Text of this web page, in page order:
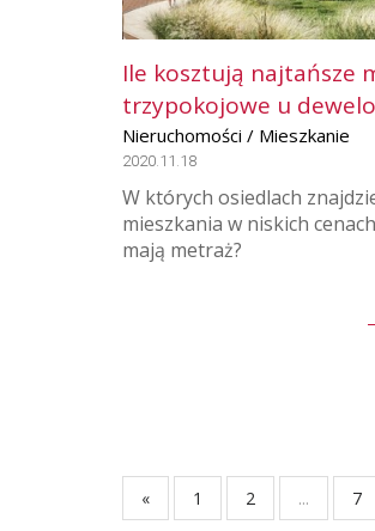
Ile kosztują najtańsze
trzypokojowe u
Nieruchomości / Mieszkanie
2020.11.18
W których osiedlach
mieszkania w niskich
mają metraż?
« 1 2 ... 7